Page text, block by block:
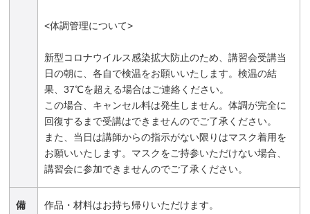
<体調管理について>
新型コロナウイルス感染拡大防止のため、講習会受講当
日の朝に、各自で検温をお願いいたします。検温の結
果、37℃を超える場合はご連絡ください。
この場合、キャンセル料は発生しません。体調が完全に
回復するまで受講はできませんのでご了承ください。
また、当日は講師からの指示がない限りはマスク着用を
お願いいたします。マスクをご持参いただけない場合、
講習会に参加できませんのでご了承ください。
備
作品・材料はお持ち帰りいただけます。